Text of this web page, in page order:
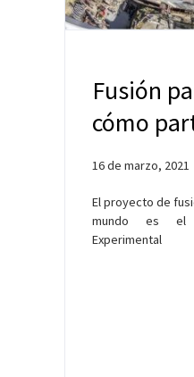
Fusión
cómo
16 de marzo, 2021
El proyecto de
mundo es el
Experimental